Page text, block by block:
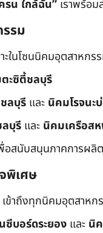
รน ใกล้ฉัน” เราพร้อ
รม
ะในโซนนิคมอุตสาหกร
ะซิตี้ชลบุรี
ลบุรี และ นิคมโรจนะ
บุรี และ นิคมเครือส
อสนับสนุนภาคการผลิ
พิเศษ
เข้าถึงทุกนิคมอุตสาหก
ซีบอร์ดระยอง และ นิ